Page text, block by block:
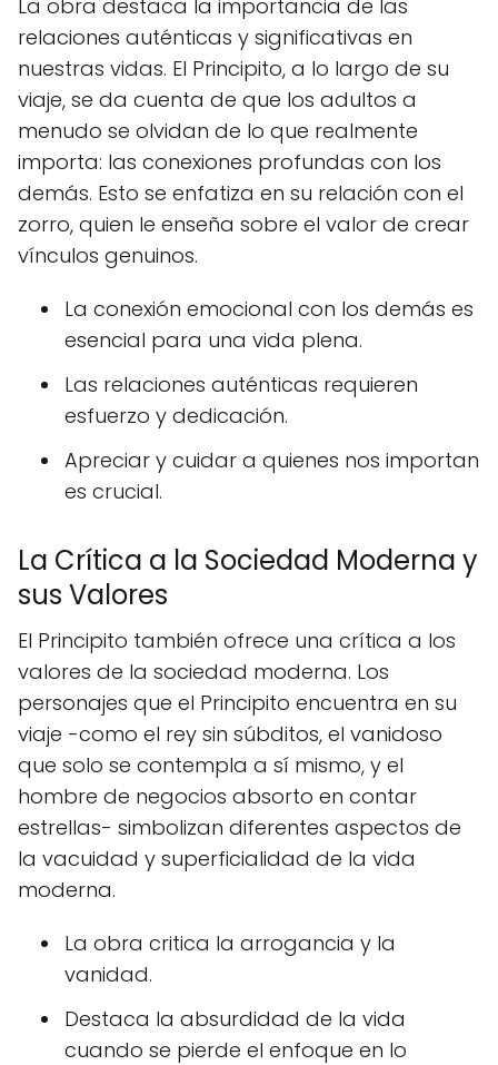
La obra destaca la importancia de las
relaciones auténticas y significativas en
nuestras vidas. El Principito, a lo largo de su
viaje, se da cuenta de que los adultos a
menudo se olvidan de lo que realmente
importa: las conexiones profundas con los
demás. Esto se enfatiza en su relación con el
zorro, quien le enseña sobre el valor de crear
vínculos genuinos.
La conexión emocional con los demás es
esencial para una vida plena.
Las relaciones auténticas requieren
esfuerzo y dedicación.
Apreciar y cuidar a quienes nos importan
es crucial.
La Crítica a la Sociedad Moderna y
sus Valores
El Principito también ofrece una crítica a los
valores de la sociedad moderna. Los
personajes que el Principito encuentra en su
viaje -como el rey sin súbditos, el vanidoso
que solo se contempla a sí mismo, y el
hombre de negocios absorto en contar
estrellas- simbolizan diferentes aspectos de
la vacuidad y superficialidad de la vida
moderna.
La obra critica la arrogancia y la
vanidad.
Destaca la absurdidad de la vida
cuando se pierde el enfoque en lo